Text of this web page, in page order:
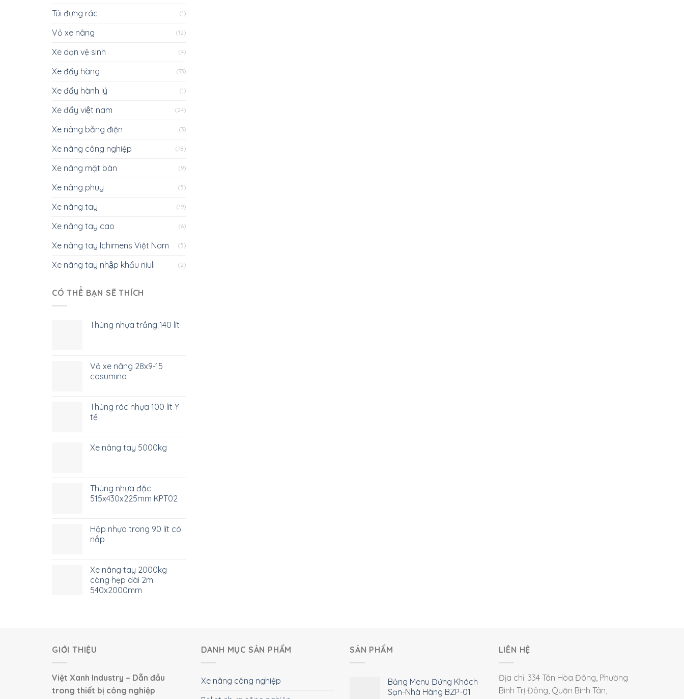
Túi đựng rác (1)
Vỏ xe nâng (12)
Xe dọn vệ sinh (4)
Xe đẩy hàng (33)
Xe đẩy hành lý (1)
Xe đẩy việt nam (24)
Xe nâng bằng điện (3)
Xe nâng công nghiệp (78)
Xe nâng mặt bàn (9)
Xe nâng phuy (5)
Xe nâng tay (19)
Xe nâng tay cao (6)
Xe nâng tay Ichimens Việt Nam (5)
Xe nâng tay nhập khẩu niuli (2)
CÓ THỂ BẠN SẼ THÍCH
Thùng nhựa trắng 140 lít
Vỏ xe nâng 28x9-15
casumina
Thùng rác nhựa 100 lít Y
tế
Xe nâng tay 5000kg
Thùng nhựa đặc
515x430x225mm KPT02
Hộp nhựa trong 90 lít có
nắp
Xe nâng tay 2000kg
càng hẹp dài 2m
540x2000mm
GIỚI THIỆU
Việt Xanh Industry – Dẫn đầu
trong thiết bị công nghiệp
DANH MỤC SẢN PHẨM
Xe nâng công nghiệp
SẢN PHẨM
Bảng Menu Đứng Khách
Sạn-Nhà Hàng BZP-01
LIÊN HỆ
Địa chỉ: 334 Tân Hòa Đông, Phường
Bình Trị Đông, Quận Bình Tân,